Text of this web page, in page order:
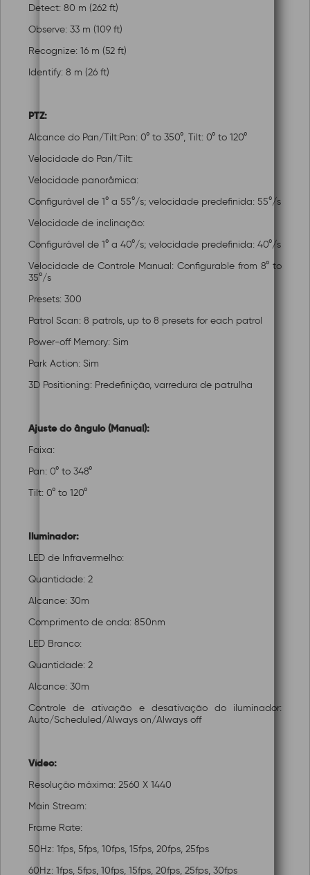
Detect: 80 m (262 ft)
Observe: 33 m (109 ft)
Recognize: 16 m (52 ft)
Identify: 8 m (26 ft)
PTZ:
Alcance do Pan/Tilt:Pan: 0° to 350°, Tilt: 0° to 120°
Velocidade do Pan/Tilt:
Velocidade panorâmica:
Configurável de 1° a 55°/s; velocidade predefinida: 55°/s
Velocidade de inclinação:
Configurável de 1° a 40°/s; velocidade predefinida: 40°/s
Velocidade de Controle Manual: Configurable from 8° to
35°/s
Presets: 300
Patrol Scan: 8 patrols, up to 8 presets for each patrol
Power-off Memory: Sim
Park Action: Sim
3D Positioning: Predefinição, varredura de patrulha
Ajuste do ângulo (Manual):
Faixa:
Pan: 0° to 348°
Tilt: 0° to 120°
Iluminador:
LED de Infravermelho:
Quantidade: 2
Alcance: 30m
Comprimento de onda: 850nm
LED Branco:
Quantidade: 2
Alcance: 30m
Controle de ativação e desativação do iluminador:
Auto/Scheduled/Always on/Always off
Vídeo:
Resolução máxima: 2560 X 1440
Main Stream:
Frame Rate:
50Hz: 1fps, 5fps, 10fps, 15fps, 20fps, 25fps
60Hz: 1fps, 5fps, 10fps, 15fps, 20fps, 25fps, 30fps